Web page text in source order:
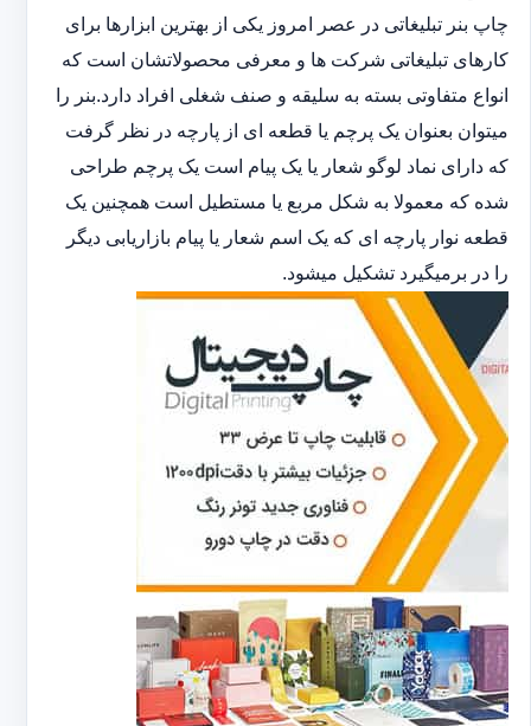
چاپ بنر تبلیغاتی در عصر امروز یکی از بهترین ابزارها برای
کارهای تبلیغاتی شرکت ها و معرفی محصولاتشان است که
انواع متفاوتی بسته به سلیقه و صنف شغلی افراد دارد.بنر را
میتوان بعنوان یک پرچم یا قطعه ای از پارچه در نظر گرفت
که دارای نماد لوگو شعار یا یک پیام است یک پرچم طراحی
شده که معمولا به شکل مربع یا مستطیل است همچنین یک
قطعه نوار پارچه ای که یک اسم شعار یا پیام بازاریابی دیگر
را در برمیگیرد تشکیل میشود.